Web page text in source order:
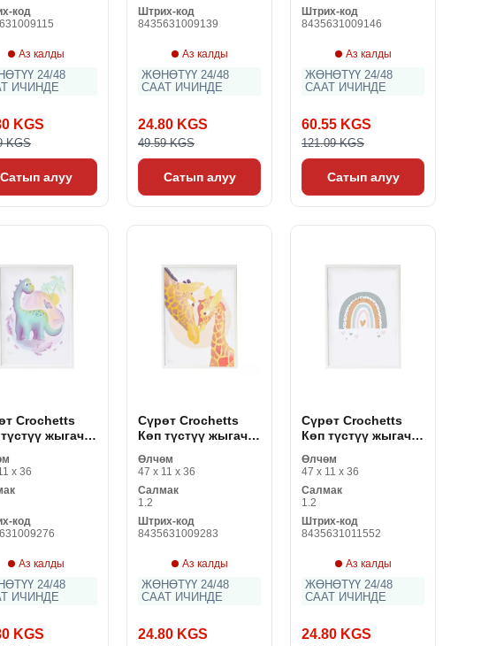
код
Аз калды
24/48
ИЧИНДЕ
KGS
KGS
Сатып алуу
Штрих-код
8435631009139
Аз калды
ЖӨНӨТҮҮ 24/48
СААТ ИЧИНДЕ
24.80 KGS
49.59 KGS
Сатып алуу
Штрих-код
8435631009146
Аз калды
ЖӨНӨТҮҮ 24/48
СААТ ИЧИНДЕ
60.55 KGS
121.09 KGS
Сатып алуу
Crochetts
жыгач
x 36
код
Аз калды
24/48
ИЧИНДЕ
KGS
Сүрөт Crochetts
Көп түстүү жыгач
Жираф
Өлчөм
47 x 11 x 36
Салмак
1.2
Штрих-код
8435631009283
Аз калды
ЖӨНӨТҮҮ 24/48
СААТ ИЧИНДЕ
24.80 KGS
Сүрөт Crochetts
Көп түстүү жыгач
Rainbow
Өлчөм
47 x 11 x 36
Салмак
1.2
Штрих-код
8435631011552
Аз калды
ЖӨНӨТҮҮ 24/48
СААТ ИЧИНДЕ
24.80 KGS